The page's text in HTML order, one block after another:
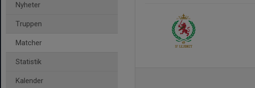
Nyheter
Truppen
Matcher
Statistik
Kalender